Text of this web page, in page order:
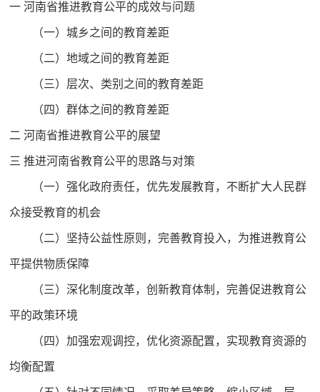
一 河南省推进教育公平的成效与问题
（一）城乡之间的教育差距
（二）地域之间的教育差距
（三）层次、类别之间的教育差距
（四）群体之间的教育差距
二 河南省推进教育公平的展望
三 推进河南省教育公平的思路与对策
（一）强化政府责任，优先发展教育，不断扩大人民群
众接受教育的机会
（二）坚持公益性原则，完善教育投入，为推进教育公
平提供物质保障
（三）深化制度改革，创新教育体制，完善促进教育公
平的政策环境
（四）加强宏观调控，优化资源配置，实现教育资源的
均衡配置